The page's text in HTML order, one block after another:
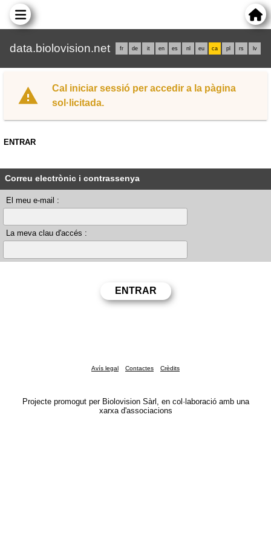
data.biolovision.net fr de it en es nl eu ca pl rs lv
Cal iniciar sessió per accedir a la pàgina
sol·licitada.
ENTRAR
Correu electrònic i contrassenya
El meu e-mail :
La meva clau d'accés :
Avís legal Contactes Crèdits
Projecte promogut per Biolovision Sàrl, en col·laboració amb una
xarxa d'associacions